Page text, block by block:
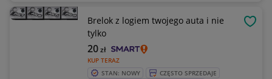
Brelok z logiem twojego auta i nie
tylko
KUP TERAZ
20zł
STAN: NOWY
CZĘSTO SPRZEDAJE